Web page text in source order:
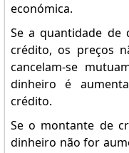
económica.
Se a quantidade de
crédito, os preços
cancelam-se
dinheiro é
crédito.
Se o montante de
dinheiro não for